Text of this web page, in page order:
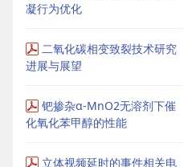
凝行为优化
二氧化碳相变致裂技术研究
进展与展望
钯掺杂α-MnO2无溶剂下催
化氧化苯甲醇的性能
立体视频延时的事件相关电